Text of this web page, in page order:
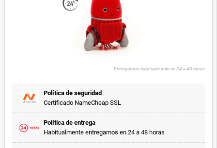
Entregamos habitualmente en 24 a 48 horas
Política de seguridad
Certificado NameCheap SSL
Política de entrega
Habitualmente entregamos en 24 a 48 horas